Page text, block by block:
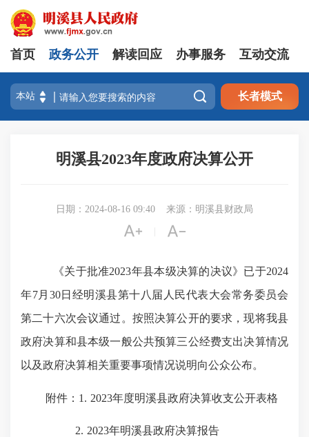
首页 政务公开 解读回应 办事服务 互动交流
 长者模式
明溪县2023年度政府决算公开
日期：2024-08-16 09:40 来源：明溪县财政局
 
《关于批准2023年县本级决算的决议》已于2024
年7月30日经明溪县第十八届人民代表大会常务委员会
第二十六次会议通过。按照决算公开的要求，现将我县
政府决算和县本级一般公共预算三公经费支出决算情况
以及政府决算相关重要事项情况说明向公众公布。
附件： 1. 2023年度明溪县政府决算收支公开表格
2. 2023年明溪县政府决算报告